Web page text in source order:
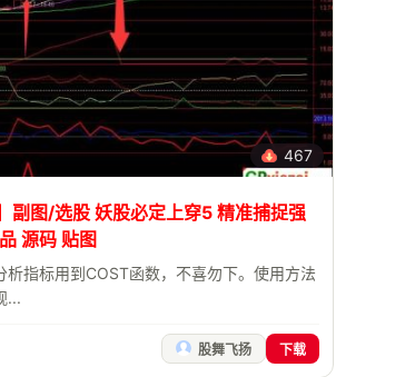
467
副图/选股 妖股必定上穿5 精准捕捉强
源码 贴图
析指标用到COST函数，不喜勿下。使用方法
...
股舞飞扬 下载